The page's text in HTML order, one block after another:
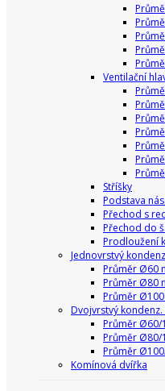
Ventilační
Stříšky
Podstava
Přechod s
Přechod do
Prodloužení
Jednovrstvý
Průměr Ø60
Průměr Ø80
Průměr
Dvojvrstvý kondenz.
Průměr Ø60/
Průměr Ø80/
Průměr
Komínová dvířka